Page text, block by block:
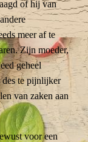
of hij van
meer af te
Zijn moeder,
geheel
des te pijnlijker
van zaken aan
voor een